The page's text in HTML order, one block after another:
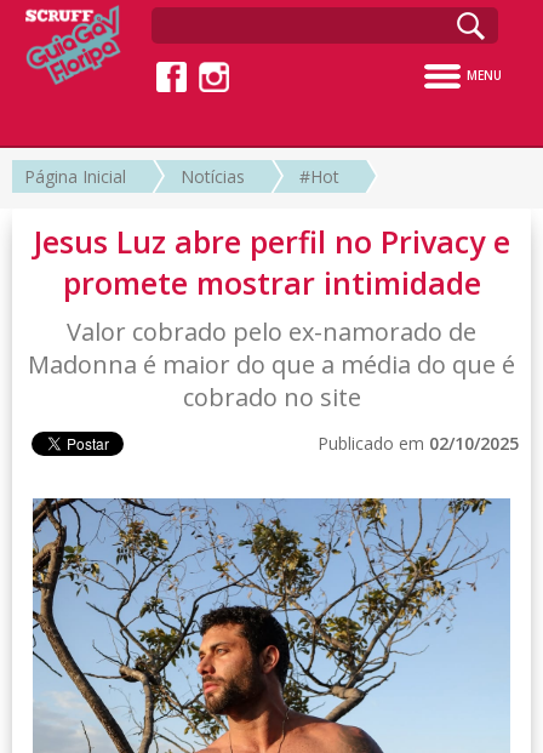
MENU
Página Inicial Notícias #Hot
Jesus Luz abre perfil no Privacy e
promete mostrar intimidade
Valor cobrado pelo ex-namorado de
Madonna é maior do que a média do que é
cobrado no site
Publicado em 02/10/2025